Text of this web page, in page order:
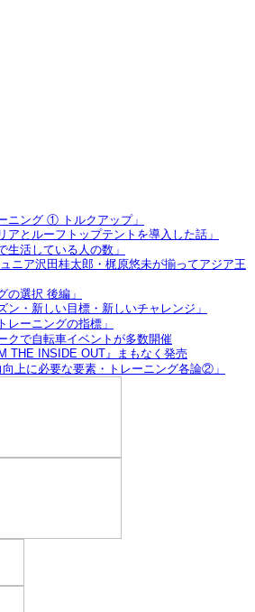
ニング ① トルクアップ」
アとルーフトップテントを導入した話」
生活している人の数」
ニア沢田桂太郎・梶原悠未が揃ってアジア王
の選択 後編」
ン・新しい目標・新しいチャレンジ」
レーニングの指標」
クで自転車イベントが多数開催
THE INSIDE OUT』まもなく発売
上に必要な要素・トレーニング各論②」